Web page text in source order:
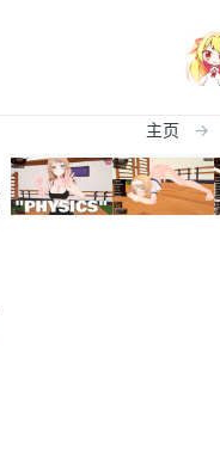
主页